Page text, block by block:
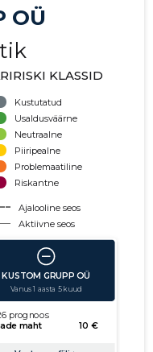
OÜ
KLASSID
Kustutatud
Usaldusväärne
Neutraalne
Piiripealne
Problemaatiline
Riskantne
Ajalooline seos
Aktiivne seos
käibe suurus
võla suurus
Seoste laiendamine